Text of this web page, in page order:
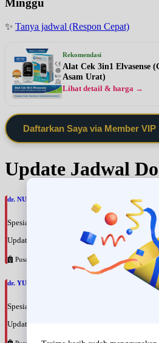
Minggu
✨ Tanya jadwal (Respon Cepat)
Rekomendasi
Alat Cek 3in1 Elvasense
Asam Urat)
Lihat detail & harga →
Daftarkan Saya via Member VIP
Update Jadwal
dr. NURAINI MUTRIKAH, SpOnkRad
Spesialis: Onkologi Radiasi
Update terakhir: 2026-08-09 14:41:47
Pusat Pertamina
dr. YUDDI WAHYONO, SpOnkRad
Spesialis: Onkologi Radiasi
Update terakhir: 2026-08-09 14:39:48